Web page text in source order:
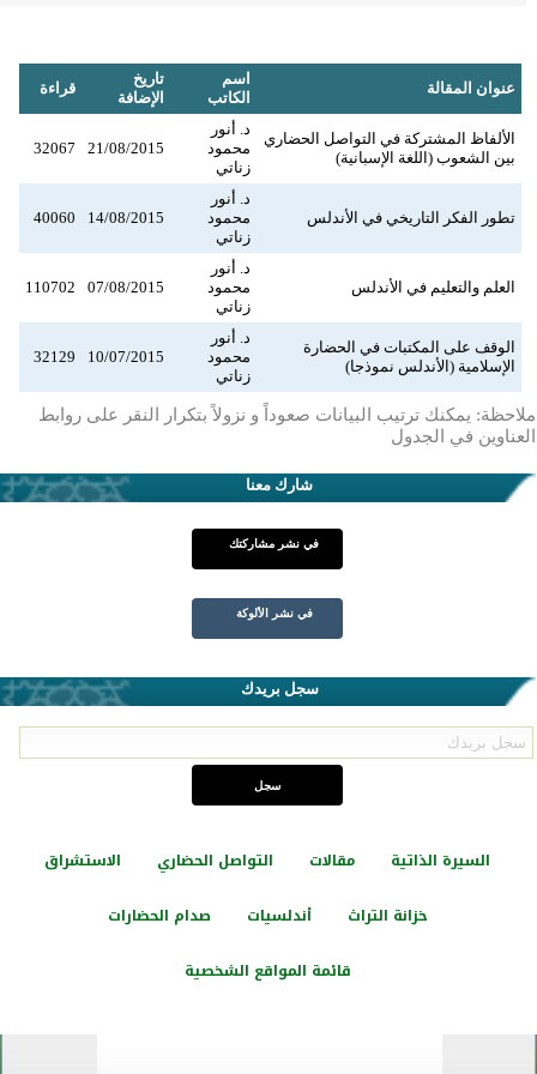
عنوان المقالة
اسم
الكاتب
تاريخ
الإضافة
قراءة
الألفاظ المشتركة في التواصل الحضاري
بين الشعوب (اللغة الإسبانية)
د. أنور
محمود
زناتي
21/08/2015
32067
تطور الفكر التاريخي في الأندلس
د. أنور
محمود
زناتي
14/08/2015
40060
العلم والتعليم في الأندلس
د. أنور
محمود
زناتي
07/08/2015
110702
الوقف على المكتبات في الحضارة
الإسلامية (الأندلس نموذجا)
د. أنور
محمود
زناتي
10/07/2015
32129
ملاحظة: يمكنك ترتيب البيانات صعوداً و نزولاً بتكرار النقر على روابط
العناوين في الجدول
شارك معنا
في نشر مشاركتك
في نشر الألوكة
سجل بريدك
السيرة الذاتية مقالات التواصل الحضاري الاستشراق
خزانة التراث أندلسيات صدام الحضارات
قائمة المواقع الشخصية